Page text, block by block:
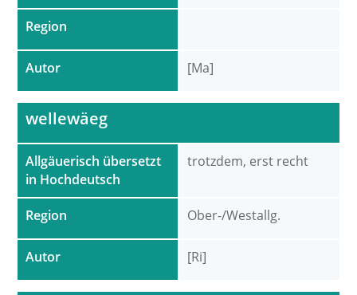
Region
Autor [Ma]
Allgäuerisch übersetzt
in Hochdeutsch
Region
Autor
wellewäeg
trotzdem, erst recht
Ober-/Westallg.
[Ri]